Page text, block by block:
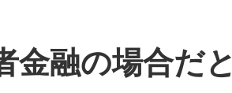
金融の場合だ